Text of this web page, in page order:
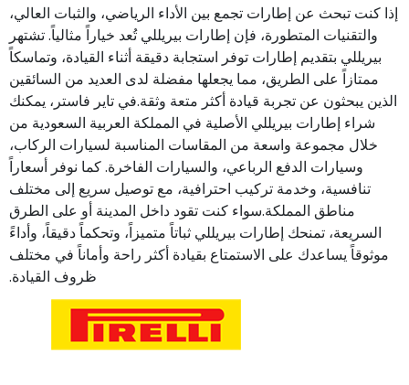
إذا كنت تبحث عن إطارات تجمع بين الأداء الرياضي، والثبات العالي،
والتقنيات المتطورة، فإن إطارات بيريللي تُعد خياراً مثالياً. تشتهر
بيريللي بتقديم إطارات توفر استجابة دقيقة أثناء القيادة، وتماسكاً
ممتازاً على الطريق، مما يجعلها مفضلة لدى العديد من السائقين
الذين يبحثون عن تجربة قيادة أكثر متعة وثقة.في تاير فاستر، يمكنك
شراء إطارات بيريللي الأصلية في المملكة العربية السعودية من
خلال مجموعة واسعة من المقاسات المناسبة لسيارات الركاب،
وسيارات الدفع الرباعي، والسيارات الفاخرة. كما نوفر أسعاراً
تنافسية، وخدمة تركيب احترافية، مع توصيل سريع إلى مختلف
مناطق المملكة.سواء كنت تقود داخل المدينة أو على الطرق
السريعة، تمنحك إطارات بيريللي ثباتاً متميزاً، وتحكماً دقيقاً، وأداءً
موثوقاً يساعدك على الاستمتاع بقيادة أكثر راحة وأماناً في مختلف
ظروف القيادة.